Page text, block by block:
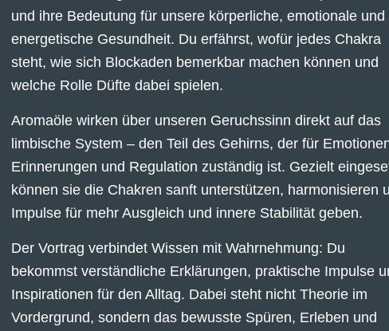
und ihre Bedeutung für unsere körperliche, emotionale und
energetische Gesundheit. Du erfährst, wofür jedes Chakra
steht, wie sich Blockaden bemerkbar machen können und
welche Rolle Düfte dabei spielen.
Aromaöle wirken über unseren Geruchssinn direkt auf das
limbische System – den Teil des Gehirns, der für
Erinnerungen und Regulation zuständig ist. Gezielt
können sie die Chakren sanft unterstützen, harmonisieren
Impulse für mehr Ausgleich und innere Stabilität geben.
Der Vortrag verbindet Wissen mit Wahrnehmung: Du
bekommst verständliche Erklärungen, praktische Impulse
Inspirationen für den Alltag. Dabei steht nicht Theorie im
Vordergrund, sondern das bewusste Spüren, Erleben und